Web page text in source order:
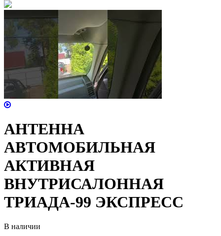
АНТЕННА
АВТОМОБИЛЬНАЯ
АКТИВНАЯ
ВНУТРИСАЛОННАЯ
ТРИАДА-99 ЭКСПРЕСС
В наличии